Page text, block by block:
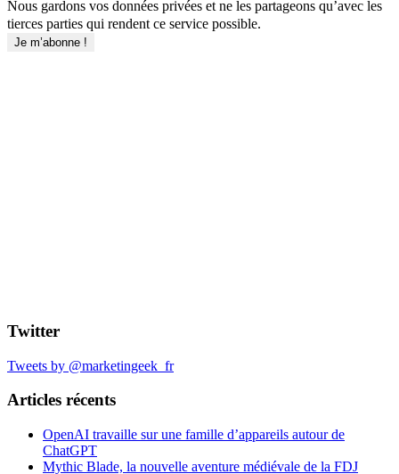
Nous gardons vos données privées et ne les partageons qu’avec les
tierces parties qui rendent ce service possible.
Twitter
Tweets by @marketingeek_fr
Articles récents
OpenAI travaille sur une famille d’appareils autour de
ChatGPT
Mythic Blade, la nouvelle aventure médiévale de la FDJ